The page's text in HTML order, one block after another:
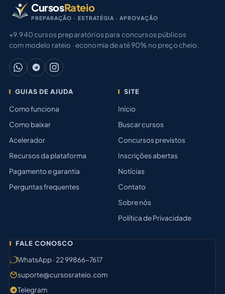
CursosRateio
PREPARAÇÃO · ESTRATÉGIA · APROVAÇÃO
+9.940 cursos preparatórios para concursos públicos
com modelo rateio · economia de até 90% no preço cheio.
GUIAS DE AJUDA
Como funciona
Como baixar
Acelerador
Recursos da plataforma
Pagamento e garantia
Perguntas frequentes
SITE
Início
Buscar cursos
Concursos previstos
Inscrições abertas
Notícias
Contato
Sobre nós
Política de Privacidade
FALE CONOSCO
WhatsApp · 22 99866-7617
suporte@cursosrateio.com
Telegram